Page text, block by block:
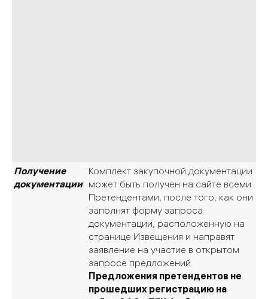
Получение
документации:
Комплект закупочной документации
может быть получен на сайте всеми
Претендентами, после того, как они
заполнят форму запроса
документации, расположенную на
странице Извещения и направят
заявление на участие в открытом
запросе предложений.
Предложения претендентов не
прошедших регистрацию на